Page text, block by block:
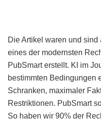
Die Artikel waren und
eines der modernsten
PubSmart erstellt. KI im
bestimmten Bedingungen
Schranken, maximaler
Restriktionen. PubSmart
So haben wir 90% der